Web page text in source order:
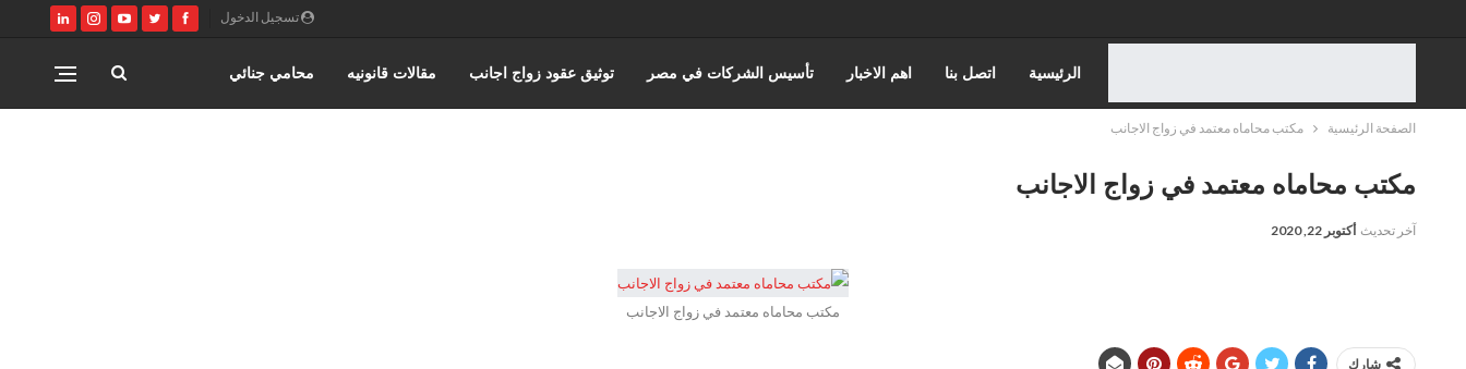
تسجيل الدخول
الرئيسية اتصل بنا اهم الاخبار تأسيس الشركات في مصر توثيق عقود زواج اجانب مقالات قانونيه محامي جنائي
الصفحة الرئيسية مكتب محاماه معتمد في زواج الاجانب
مكتب محاماه معتمد في زواج الاجانب
آخر تحديث أكتوبر 22, 2020
مكتب محاماه معتمد في زواج الاجانب
شارك